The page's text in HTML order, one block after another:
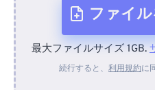
ファイ
デバイ
最大ファイルサイズ 1GB.
続行すると、 利用規約に